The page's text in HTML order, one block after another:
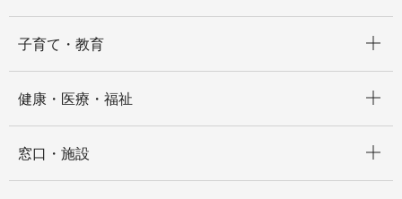
子育て・教育
健康・医療・福祉
窓口・施設